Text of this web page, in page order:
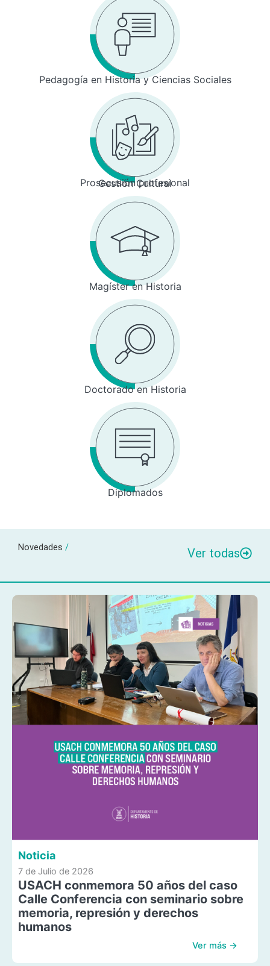
Pedagogía en Historia y Ciencias Sociales
Prosecusión profesional
Gestión Cultural
Magíster en Historia
Doctorado en Historia
Diplomados
Novedades / Ver todas
Noticia
7 de Julio de 2026
USACH conmemora 50 años del caso
Calle Conferencia con seminario sobre
memoria, represión y derechos
humanos
Ver más →